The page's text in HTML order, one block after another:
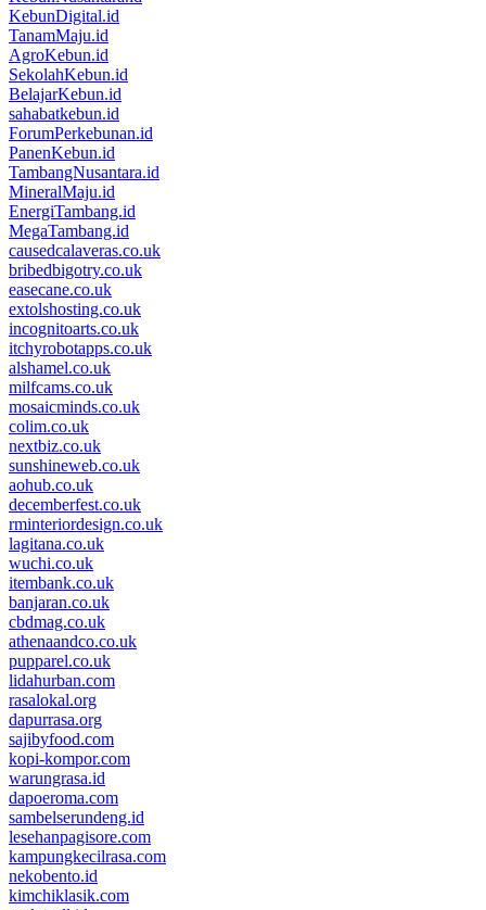
KebunDigital.id
TanamMaju.id
AgroKebun.id
SekolahKebun.id
BelajarKebun.id
sahabatkebun.id
ForumPerkebunan.id
PanenKebun.id
TambangNusantara.id
MineralMaju.id
EnergiTambang.id
MegaTambang.id
causedcalaveras.co.uk
bribedbigotry.co.uk
easecane.co.uk
extolshosting.co.uk
incognitoarts.co.uk
itchyrobotapps.co.uk
alshamel.co.uk
milfcams.co.uk
mosaicminds.co.uk
colim.co.uk
nextbiz.co.uk
sunshineweb.co.uk
aohub.co.uk
decemberfest.co.uk
rminteriordesign.co.uk
lagitana.co.uk
wuchi.co.uk
itembank.co.uk
banjaran.co.uk
cbdmag.co.uk
athenaandco.co.uk
pupparel.co.uk
lidahurban.com
rasalokal.org
dapurrasa.org
sajibyfood.com
kopi-kompor.com
warungrasa.id
dapoeroma.com
sambelserundeng.id
lesehanpagisore.com
kampungkecilrasa.com
nekobento.id
kimchiklasik.com